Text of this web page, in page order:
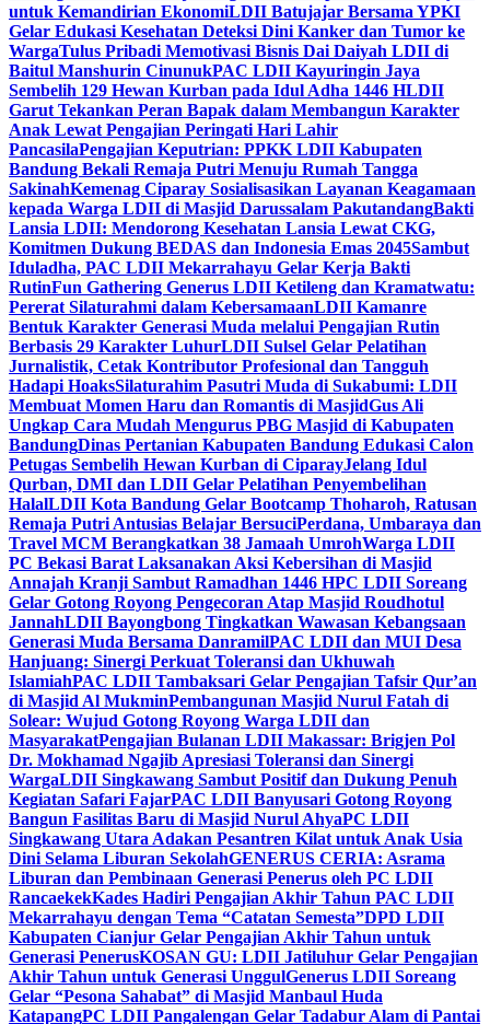
untuk Kemandirian EkonomiLDII Batujajar Bersama YPKI
Gelar Edukasi Kesehatan Deteksi Dini Kanker dan Tumor ke
WargaTulus Pribadi Memotivasi Bisnis Dai Daiyah LDII di
Baitul Manshurin CinunukPAC LDII Kayuringin Jaya
Sembelih 129 Hewan Kurban pada Idul Adha 1446 HLDII
Garut Tekankan Peran Bapak dalam Membangun Karakter
Anak Lewat Pengajian Peringati Hari Lahir
PancasilaPengajian Keputrian: PPKK LDII Kabupaten
Bandung Bekali Remaja Putri Menuju Rumah Tangga
SakinahKemenag Ciparay Sosialisasikan Layanan Keagamaan
kepada Warga LDII di Masjid Darussalam PakutandangBakti
Lansia LDII: Mendorong Kesehatan Lansia Lewat CKG,
Komitmen Dukung BEDAS dan Indonesia Emas 2045Sambut
Iduladha, PAC LDII Mekarrahayu Gelar Kerja Bakti
RutinFun Gathering Generus LDII Ketileng dan Kramatwatu:
Pererat Silaturahmi dalam KebersamaanLDII Kamanre
Bentuk Karakter Generasi Muda melalui Pengajian Rutin
Berbasis 29 Karakter LuhurLDII Sulsel Gelar Pelatihan
Jurnalistik, Cetak Kontributor Profesional dan Tangguh
Hadapi HoaksSilaturahim Pasutri Muda di Sukabumi: LDII
Membuat Momen Haru dan Romantis di MasjidGus Ali
Ungkap Cara Mudah Mengurus PBG Masjid di Kabupaten
BandungDinas Pertanian Kabupaten Bandung Edukasi Calon
Petugas Sembelih Hewan Kurban di CiparayJelang Idul
Qurban, DMI dan LDII Gelar Pelatihan Penyembelihan
HalalLDII Kota Bandung Gelar Bootcamp Thoharoh, Ratusan
Remaja Putri Antusias Belajar BersuciPerdana, Umbaraya dan
Travel MCM Berangkatkan 38 Jamaah UmrohWarga LDII
PC Bekasi Barat Laksanakan Aksi Kebersihan di Masjid
Annajah Kranji Sambut Ramadhan 1446 HPC LDII Soreang
Gelar Gotong Royong Pengecoran Atap Masjid Roudhotul
JannahLDII Bayongbong Tingkatkan Wawasan Kebangsaan
Generasi Muda Bersama DanramilPAC LDII dan MUI Desa
Hanjuang: Sinergi Perkuat Toleransi dan Ukhuwah
IslamiahPAC LDII Tambaksari Gelar Pengajian Tafsir Qur’an
di Masjid Al MukminPembangunan Masjid Nurul Fatah di
Solear: Wujud Gotong Royong Warga LDII dan
MasyarakatPengajian Bulanan LDII Makassar: Brigjen Pol
Dr. Mokhamad Ngajib Apresiasi Toleransi dan Sinergi
WargaLDII Singkawang Sambut Positif dan Dukung Penuh
Kegiatan Safari FajarPAC LDII Banyusari Gotong Royong
Bangun Fasilitas Baru di Masjid Nurul AhyaPC LDII
Singkawang Utara Adakan Pesantren Kilat untuk Anak Usia
Dini Selama Liburan SekolahGENERUS CERIA: Asrama
Liburan dan Pembinaan Generasi Penerus oleh PC LDII
RancaekekKades Hadiri Pengajian Akhir Tahun PAC LDII
Mekarrahayu dengan Tema “Catatan Semesta”DPD LDII
Kabupaten Cianjur Gelar Pengajian Akhir Tahun untuk
Generasi PenerusKOSAN GU: LDII Jatiluhur Gelar Pengajian
Akhir Tahun untuk Generasi UnggulGenerus LDII Soreang
Gelar “Pesona Sahabat” di Masjid Manbaul Huda
KatapangPC LDII Pangalengan Gelar Tadabur Alam di Pantai